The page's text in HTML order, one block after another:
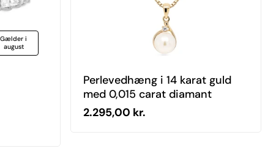
Gælder i
august
Perlevedhæng i 14 karat guld
med 0,015 carat diamant
Normal pris
2.295,00 kr.